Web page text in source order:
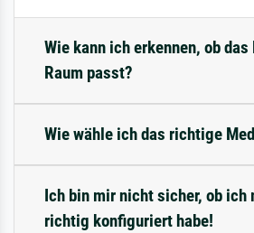
Wie kann ich erkennen, ob
Raum passt?
Wie wähle ich das richtige
Ich bin mir nicht sicher, ob ich
richtig konfiguriert habe!